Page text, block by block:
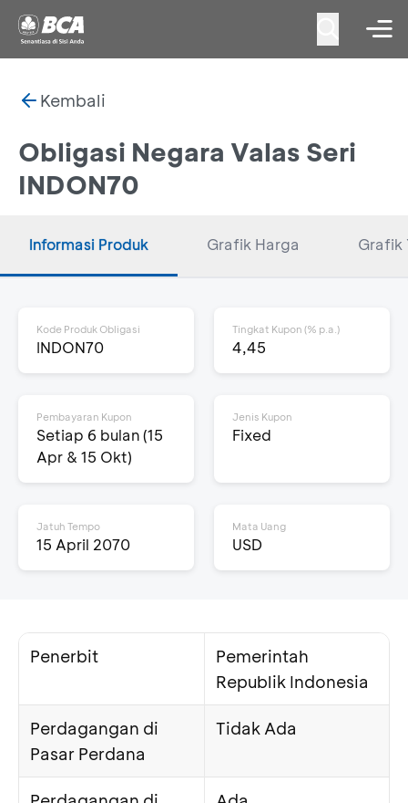
Kembali
Obligasi Negara Valas Seri
INDON70
Informasi Produk Grafik Harga Grafik
Kode Produk Obligasi
INDON70
Tingkat Kupon (% p.a.)
4,45
Pembayaran Kupon
Setiap 6 bulan (15
Apr & 15 Okt)
Jenis Kupon
Fixed
Jatuh Tempo
15 April 2070
Mata Uang
USD
Penerbit
Pemerintah
Republik Indonesia
Perdagangan di
Pasar Perdana
Tidak Ada